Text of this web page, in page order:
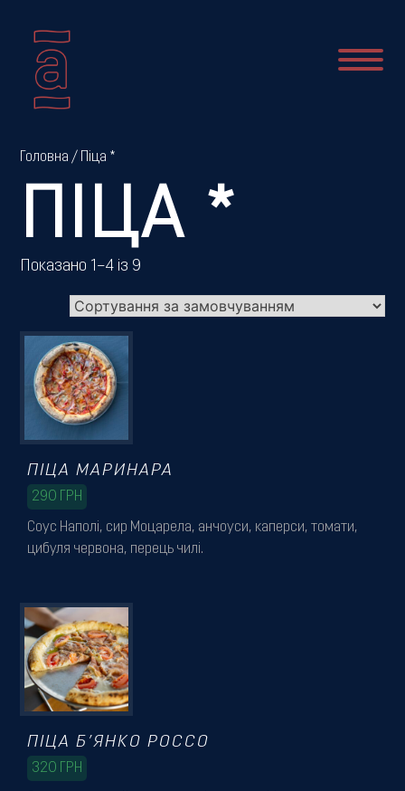
Про
нас
Новини
Меню
Галерея
Резервація
Головна / Піца *
ПІЦА *
Показано 1–4 із 9
Соус Наполі, сир Моцарела, анчоуси, каперси, томати,
цибуля червона, перець чилі.
ПІЦА МАРИНАРА
290 ГРН
ПІЦА Б’ЯНКО РОССО
320 ГРН